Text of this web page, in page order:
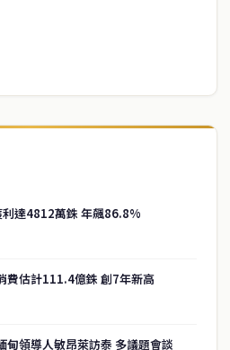
達4812萬銖 年飆86.8%
費估計111.4億銖 創7年新高
甸領導人敏昂萊訪泰 多議題會談